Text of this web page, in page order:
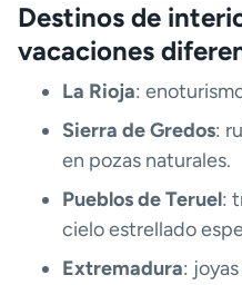
Destinos de
vacaciones
La Rioja:
Sierra de Gredos:
en pozas naturales.
Pueblos de Teruel:
cielo estrellado
Extremadura: